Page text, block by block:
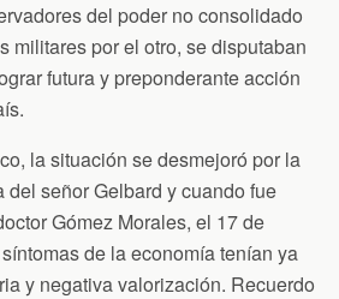
del poder no consolidado
militares por el otro, se disputaban
futura y preponderante acción
la situación se desmejoró por la
del señor Gelbard y cuando fue
Gómez Morales, el 17 de
de la economía tenían ya
y negativa valorización. Recuerdo